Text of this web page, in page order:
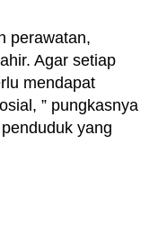
perawatan,
Agar setiap
mendapat
” pungkasnya
yang